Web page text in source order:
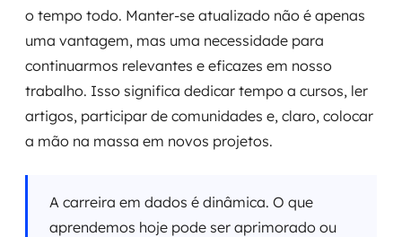
o tempo todo. Manter-se atualizado não é apenas
uma vantagem, mas uma necessidade para
continuarmos relevantes e eficazes em nosso
trabalho. Isso significa dedicar tempo a cursos, ler
artigos, participar de comunidades e, claro, colocar
a mão na massa em novos projetos.
A carreira em dados é dinâmica. O que
aprendemos hoje pode ser aprimorado ou